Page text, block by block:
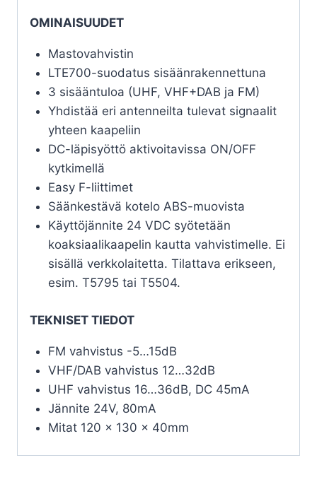
OMINAISUUDET
Mastovahvistin
LTE700-suodatus sisäänrakennettuna
3 sisääntuloa (UHF, VHF+DAB ja FM)
Yhdistää eri antenneilta tulevat signaalit
yhteen kaapeliin
DC-läpisyöttö aktivoitavissa ON/OFF
kytkimellä
Easy F-liittimet
Säänkestävä kotelo ABS-muovista
Käyttöjännite 24 VDC syötetään
koaksiaalikaapelin kautta vahvistimelle. Ei
sisällä verkkolaitetta. Tilattava erikseen,
esim. T5795 tai T5504.
TEKNISET TIEDOT
FM vahvistus -5…15dB
VHF/DAB vahvistus 12…32dB
UHF vahvistus 16…36dB, DC 45mA
Jännite 24V, 80mA
Mitat 120 x 130 x 40mm